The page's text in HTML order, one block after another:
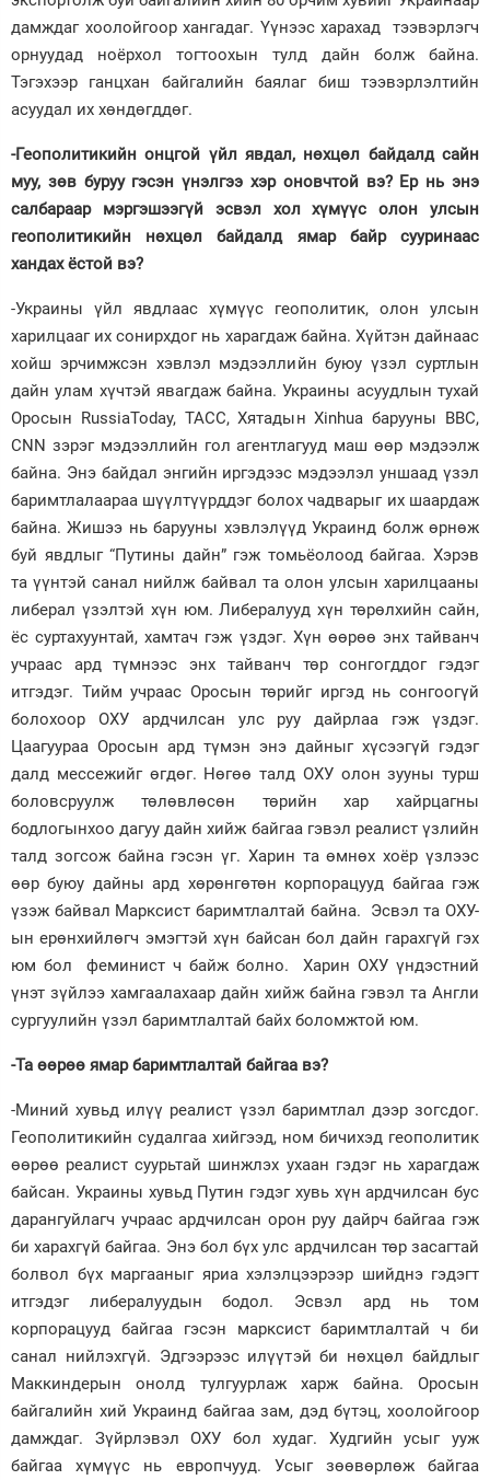
дамждаг хоолойгоор хангадаг. Үүнээс харахад тээвэрлэгч
орнуудад ноёрхол тогтоохын тулд дайн болж байна.
Тэгэхээр ганцхан байгалийн баялаг биш тээвэрлэлтийн
асуудал их хөндөгддөг.
-Геополитикийн онцгой үйл явдал, нөхцөл байдалд сайн
муу, зөв буруу гэсэн үнэлгээ хэр оновчтой вэ? Ер нь энэ
салбараар мэргэшээгүй эсвэл хол хүмүүс олон улсын
геополитикийн нөхцөл байдалд ямар байр сууринаас
хандах ёстой вэ?
-Украины үйл явдлаас хүмүүс геополитик, олон улсын
харилцааг их сонирхдог нь харагдаж байна. Хүйтэн дайнаас
хойш эрчимжсэн хэвлэл мэдээллийн буюу үзэл суртлын
дайн улам хүчтэй явагдаж байна. Украины асуудлын тухай
Оросын RussiaToday, ТАCC, Хятадын Xinhua барууны BBC,
CNN зэрэг мэдээллийн гол агентлагууд маш өөр мэдээлж
байна. Энэ байдал энгийн иргэдээс мэдээлэл уншаад үзэл
баримтлалаараа шүүлтүүрддэг болох чадварыг их шаардаж
байна. Жишээ нь барууны хэвлэлүүд Украинд болж өрнөж
буй явдлыг “Путины дайн” гэж томьёолоод байгаа. Хэрэв
та үүнтэй санал нийлж байвал та олон улсын харилцааны
либерал үзэлтэй хүн юм. Либералууд хүн төрөлхийн сайн,
ёс суртахуунтай, хамтач гэж үздэг. Хүн өөрөө энх тайванч
учраас ард түмнээс энх тайванч төр сонгогддог гэдэг
итгэдэг. Тийм учраас Оросын төрийг иргэд нь сонгоогүй
болохоор ОХУ ардчилсан улс руу дайрлаа гэж үздэг.
Цаагуураа Оросын ард түмэн энэ дайныг хүсээгүй гэдэг
далд мессежийг өгдөг. Нөгөө талд ОХУ олон зууны турш
боловсруулж төлөвлөсөн төрийн хар хайрцагны
бодлогынхоо дагуу дайн хийж байгаа гэвэл реалист үзлийн
талд зогсож байна гэсэн үг. Харин та өмнөх хоёр үзлээс
өөр буюу дайны ард хөрөнгөтөн корпорацууд байгаа гэж
үзэж байвал Марксист баримтлалтай байна. Эсвэл та ОХУ-
ын ерөнхийлөгч эмэгтэй хүн байсан бол дайн гарахгүй гэх
юм бол феминист ч байж болно. Харин ОХУ үндэстний
үнэт зүйлээ хамгаалахаар дайн хийж байна гэвэл та Англи
сургуулийн үзэл баримтлалтай байх боломжтой юм.
-Та өөрөө ямар баримтлалтай байгаа вэ?
-Миний хувьд илүү реалист үзэл баримтлал дээр зогсдог.
Геополитикийн судалгаа хийгээд, ном бичихэд геополитик
өөрөө реалист суурьтай шинжлэх ухаан гэдэг нь харагдаж
байсан. Украины хувьд Путин гэдэг хувь хүн ардчилсан бус
дарангуйлагч учраас ардчилсан орон руу дайрч байгаа гэж
би харахгүй байгаа. Энэ бол бүх улс ардчилсан төр засагтай
болвол бүх маргааныг яриа хэлэлцээрээр шийднэ гэдэгт
итгэдэг либералуудын бодол. Эсвэл ард нь том
корпорацууд байгаа гэсэн марксист баримтлалтай ч би
санал нийлэхгүй. Эдгээрээс илүүтэй би нөхцөл байдлыг
Маккиндерын онолд тулгуурлаж харж байна. Оросын
байгалийн хий Украинд байгаа зам, дэд бүтэц, хоолойгоор
дамждаг. Зүйрлэвэл ОХУ бол худаг. Худгийн усыг ууж
байгаа хүмүүс нь европчууд. Усыг зөөвөрлөж байгаа